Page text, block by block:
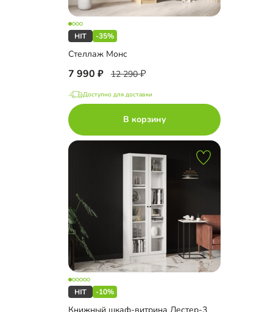
-35%
Стеллаж Монс
7 990 12 290
Доступно для доставки
В корзину
-10%